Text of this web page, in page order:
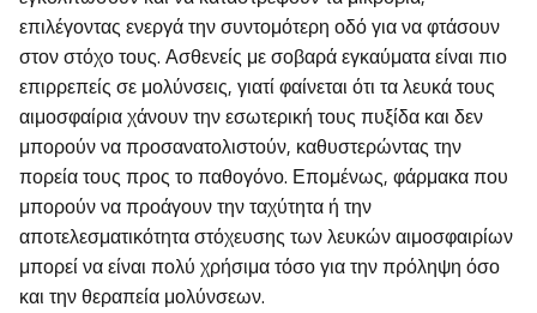
επιλέγοντας ενεργά την συντομότερη οδό για να φτάσουν
στον στόχο τους. Ασθενείς με σοβαρά εγκαύματα είναι πιο
επιρρεπείς σε μολύνσεις, γιατί φαίνεται ότι τα λευκά τους
αιμοσφαίρια χάνουν την εσωτερική τους πυξίδα και δεν
μπορούν να προσανατολιστούν, καθυστερώντας την
πορεία τους προς το παθογόνο. Επομένως, φάρμακα που
μπορούν να προάγουν την ταχύτητα ή την
αποτελεσματικότητα στόχευσης των λευκών αιμοσφαιρίων
μπορεί να είναι πολύ χρήσιμα τόσο για την πρόληψη όσο
και την θεραπεία μολύνσεων.